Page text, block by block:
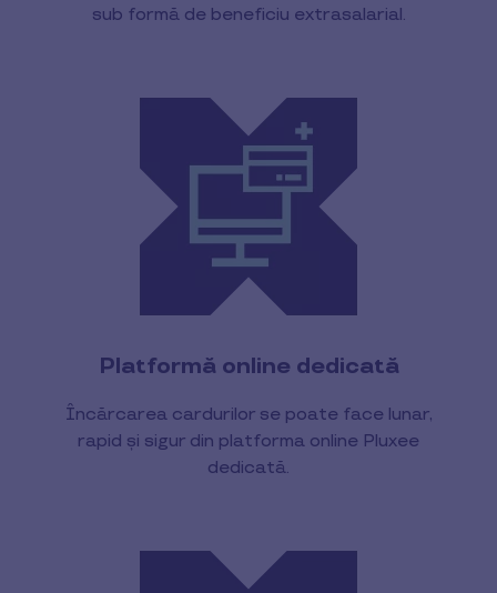
sub formă de beneficiu extrasalarial.
Platformă online dedicată
Încărcarea cardurilor se poate face lunar,
rapid și sigur din platforma online Pluxee
dedicată.